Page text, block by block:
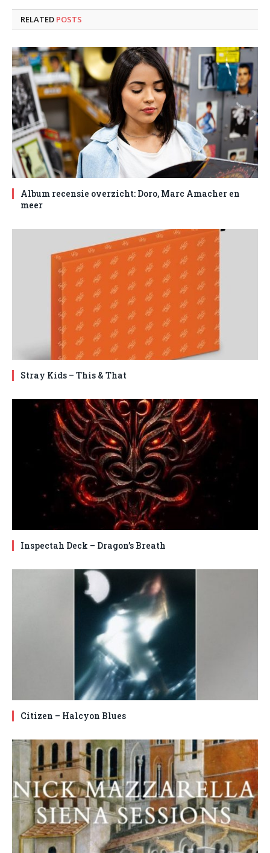
RELATED POSTS
Album recensie overzicht: Doro, Marc Amacher en
meer
Stray Kids – This & That
Inspectah Deck – Dragon’s Breath
Citizen – Halcyon Blues